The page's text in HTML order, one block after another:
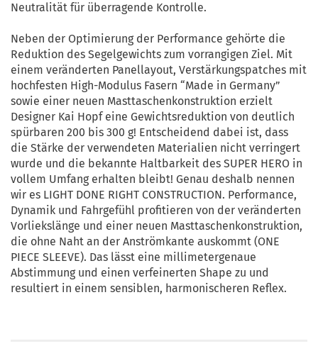
Neutralität für überragende Kontrolle.
Neben der Optimierung der Performance gehörte die
Reduktion des Segelgewichts zum vorrangigen Ziel. Mit
einem veränderten Panellayout, Verstärkungspatches mit
hochfesten High-Modulus Fasern “Made in Germany”
sowie einer neuen Masttaschenkonstruktion erzielt
Designer Kai Hopf eine Gewichtsreduktion von deutlich
spürbaren 200 bis 300 g! Entscheidend dabei ist, dass
die Stärke der verwendeten Materialien nicht verringert
wurde und die bekannte Haltbarkeit des SUPER HERO in
vollem Umfang erhalten bleibt! Genau deshalb nennen
wir es LIGHT DONE RIGHT CONSTRUCTION. Performance,
Dynamik und Fahrgefühl profitieren von der veränderten
Vorliekslänge und einer neuen Masttaschenkonstruktion,
die ohne Naht an der Anströmkante auskommt (ONE
PIECE SLEEVE). Das lässt eine millimetergenaue
Abstimmung und einen verfeinerten Shape zu und
resultiert in einem sensiblen, harmonischeren Reflex.